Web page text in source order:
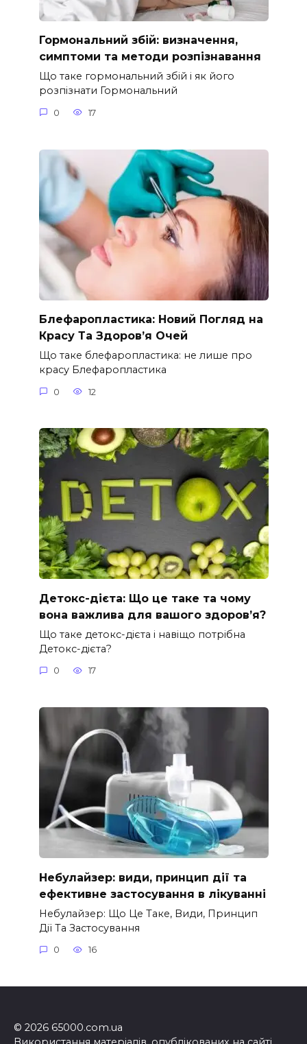
Гормональний збій: визначення,
симптоми та методи розпізнавання
Що таке гормональний збій і як його
розпізнати Гормональний
0 17
Блефаропластика: Новий Погляд на
Красу Та Здоров’я Очей
Що таке блефаропластика: не лише про
красу Блефаропластика
0 12
Детокс-дієта: Що це таке та чому
вона важлива для вашого здоров’я?
Що таке детокс-дієта і навіщо потрібна
Детокс-дієта?
0 17
Небулайзер: види, принцип дії та
ефективне застосування в лікуванні
Небулайзер: Що Це Таке, Види, Принцип
Дії Та Застосування
0 16
© 2026 65000.com.ua